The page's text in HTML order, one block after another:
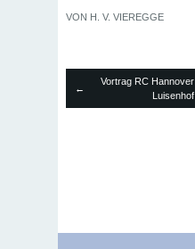
VON H. V. VIEREGGE
←
Vortrag RC Hannover
Luisenhof